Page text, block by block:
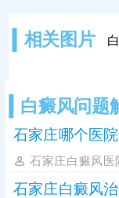
相关图片
白癜风问题
石家庄哪个医
石家庄白癜风医
石家庄白癜风